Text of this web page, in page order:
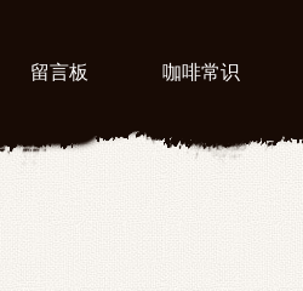
留言板 咖啡常识